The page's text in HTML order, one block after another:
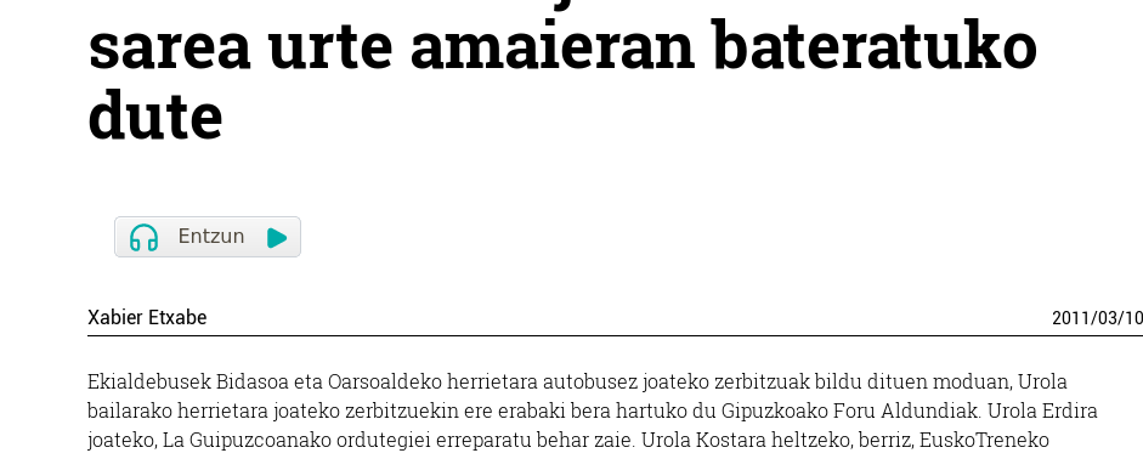
sarea urte amaieran bateratuko
dute
Xabier Etxabe 2011/03/10
Ekialdebusek Bidasoa eta Oarsoaldeko herrietara autobusez joateko zerbitzuak bildu dituen moduan, Urola
bailarako herrietara joateko zerbitzuekin ere erabaki bera hartuko du Gipuzkoako Foru Aldundiak. Urola Erdira
joateko, La Guipuzcoanako ordutegiei erreparatu behar zaie. Urola Kostara heltzeko, berriz, EuskoTreneko